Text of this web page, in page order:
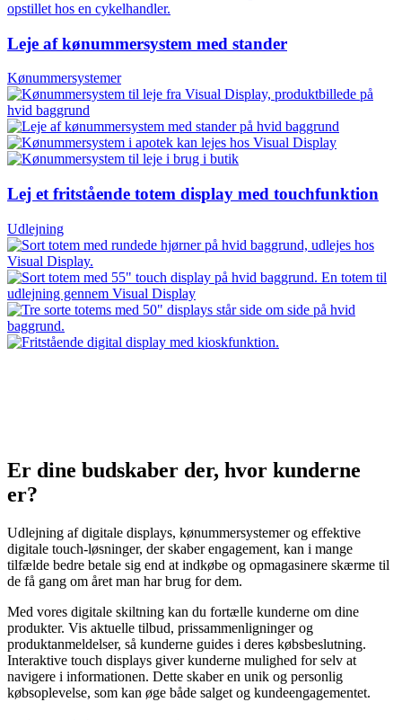
Leje af kønummersystem med stander
Kønummersystemer
Lej et fritstående totem display med touchfunktion
Udlejning
Er dine budskaber der, hvor kunderne
er?
Udlejning af digitale displays, kønummersystemer og effektive
digitale touch-løsninger, der skaber engagement, kan i mange
tilfælde bedre betale sig end at indkøbe og opmagasinere skærme til
de få gang om året man har brug for dem.
Med vores digitale skiltning kan du fortælle kunderne om dine
produkter. Vis aktuelle tilbud, prissammenligninger og
produktanmeldelser, så kunderne guides i deres købsbeslutning.
Interaktive touch displays giver kunderne mulighed for selv at
navigere i informationen. Dette skaber en unik og personlig
købsoplevelse, som kan øge både salget og kundeengagementet.